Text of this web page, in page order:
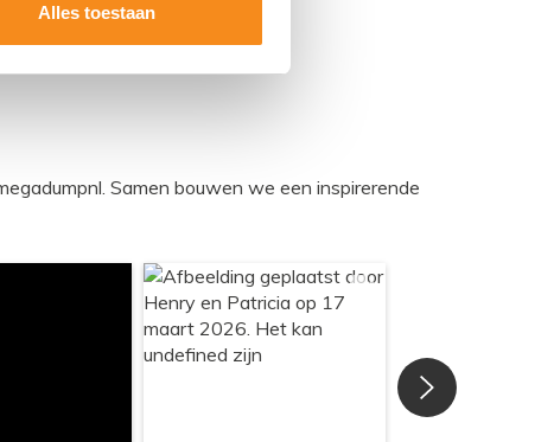
Alles toestaan
Samen bouwen we een inspirerende